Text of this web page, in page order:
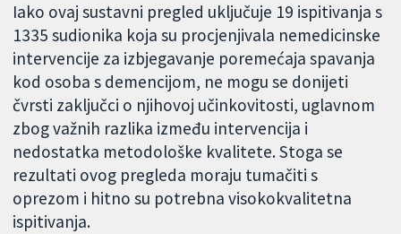
Iako ovaj sustavni pregled uključuje 19 ispitivanja s
1335 sudionika koja su procjenjivala nemedicinske
intervencije za izbjegavanje poremećaja spavanja
kod osoba s demencijom, ne mogu se donijeti
čvrsti zaključci o njihovoj učinkovitosti, uglavnom
zbog važnih razlika između intervencija i
nedostatka metodološke kvalitete. Stoga se
rezultati ovog pregleda moraju tumačiti s
oprezom i hitno su potrebna visokokvalitetna
ispitivanja.